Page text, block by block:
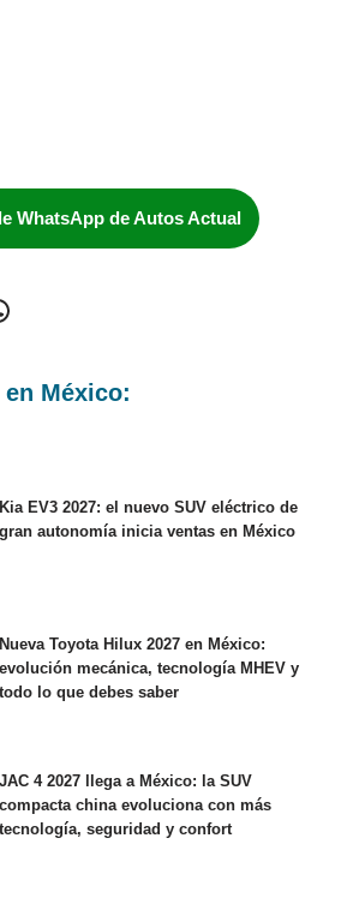
WhatsApp de Autos Actual
México:
Kia EV3 2027: el nuevo SUV eléctrico de
gran autonomía inicia ventas en México
Nueva Toyota Hilux 2027 en México:
evolución mecánica, tecnología MHEV y
todo lo que debes saber
JAC 4 2027 llega a México: la SUV
compacta china evoluciona con más
tecnología, seguridad y confort